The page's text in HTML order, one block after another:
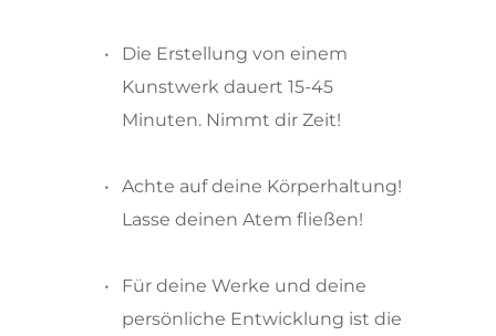
Die Erstellung von einem
Kunstwerk dauert 15-45
Minuten. Nimmt dir Zeit!
Achte auf deine Körperhaltung!
Lasse deinen Atem fließen!
Für deine Werke und deine
persönliche Entwicklung ist die